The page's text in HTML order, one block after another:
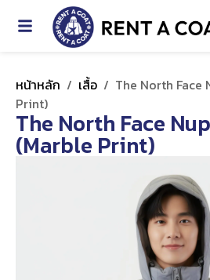
หน้าหลัก / เสื้อ / The North Face
Print)
The North Face
(Marble Print)